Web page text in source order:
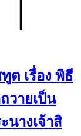
ต เรื่อง พิธี
วายเป็น
นางเจ้าสิ